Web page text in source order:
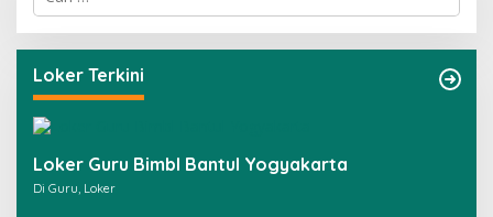
i
u
n
t
u
:
Loker Terkini
Loker Guru Bimbl Bantul Yogyakarta
Di Guru, Loker